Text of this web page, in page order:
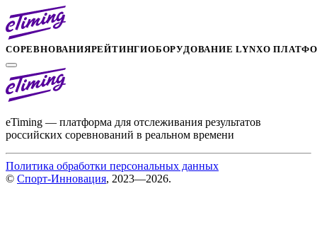
СОРЕВНОВАНИЯРЕЙТИНГИОБОРУДОВАНИЕ LYNXО
eTiming — платформа для отслеживания результатов
российских соревнований в реальном времени
Политика обработки персональных данных
© Спорт-Инновация, 2023—2026.